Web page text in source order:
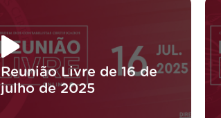
Reunião Livre de 16 de
julho de 2025